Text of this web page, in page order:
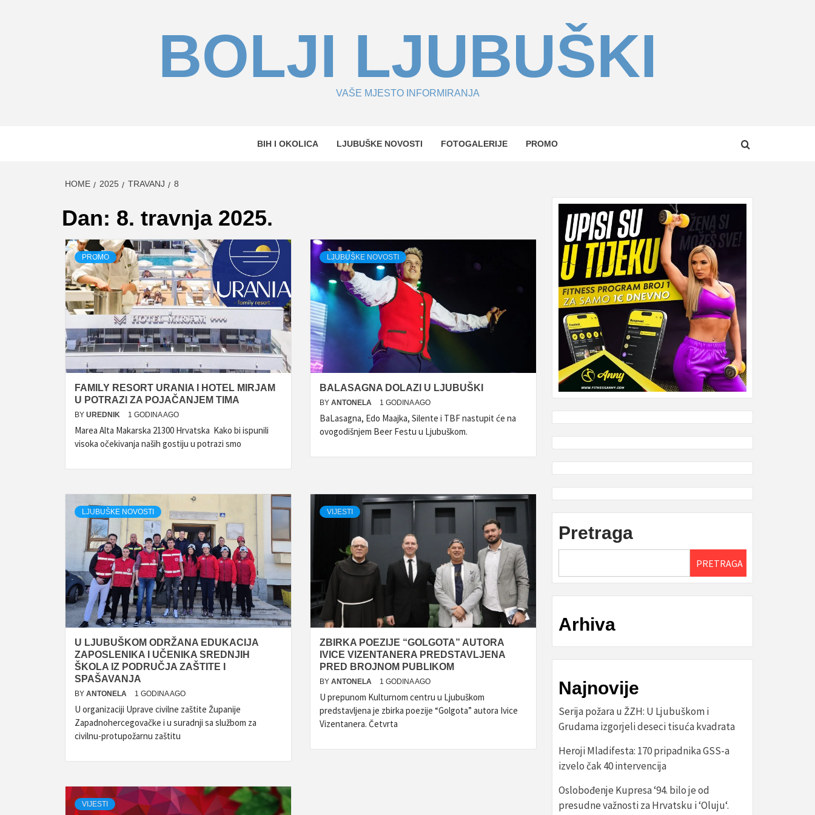
BOLJI LJUBUŠKI
VAŠE MJESTO INFORMIRANJA
BIH I OKOLICA LJUBUŠKE NOVOSTI FOTOGALERIJE PROMO
HOME 2025 TRAVANJ 8
Dan: 8. travnja 2025.
PROMO
FAMILY RESORT URANIA I HOTEL MIRJAM
U POTRAZI ZA POJAČANJEM TIMA
BY UREDNIK 1 GODINA AGO
Marea Alta Makarska 21300 Hrvatska Kako bi ispunili
visoka očekivanja naših gostiju u potrazi smo
LJUBUŠKE NOVOSTI
BALASAGNA DOLAZI U LJUBUŠKI
BY ANTONELA 1 GODINA AGO
BaLasagna, Edo Maajka, Silente i TBF nastupit će na
ovogodišnjem Beer Festu u Ljubuškom.
LJUBUŠKE NOVOSTI
U LJUBUŠKOM ODRŽANA EDUKACIJA
ZAPOSLENIKA I UČENIKA SREDNJIH
ŠKOLA IZ PODRUČJA ZAŠTITE I
SPAŠAVANJA
BY ANTONELA 1 GODINA AGO
U organizaciji Uprave civilne zaštite Županije
Zapadnohercegovačke i u suradnji sa službom za
civilnu-protupožarnu zaštitu
VIJESTI
ZBIRKA POEZIJE “GOLGOTA” AUTORA
IVICE VIZENTANERA PREDSTAVLJENA
PRED BROJNOM PUBLIKOM
BY ANTONELA 1 GODINA AGO
U prepunom Kulturnom centru u Ljubuškom
predstavljena je zbirka poezije “Golgota” autora Ivice
Vizentanera. Četvrta
VIJESTI
Pretraga
PRETRAGA
Arhiva
Najnovije
Serija požara u ŽZH: U Ljubuškom i
Grudama izgorjeli deseci tisuća kvadrata
Heroji Mladifesta: 170 pripadnika GSS-a
izvelo čak 40 intervencija
Oslobođenje Kupresa ‘94. bilo je od
presudne važnosti za Hrvatsku i ‘Oluju‘.